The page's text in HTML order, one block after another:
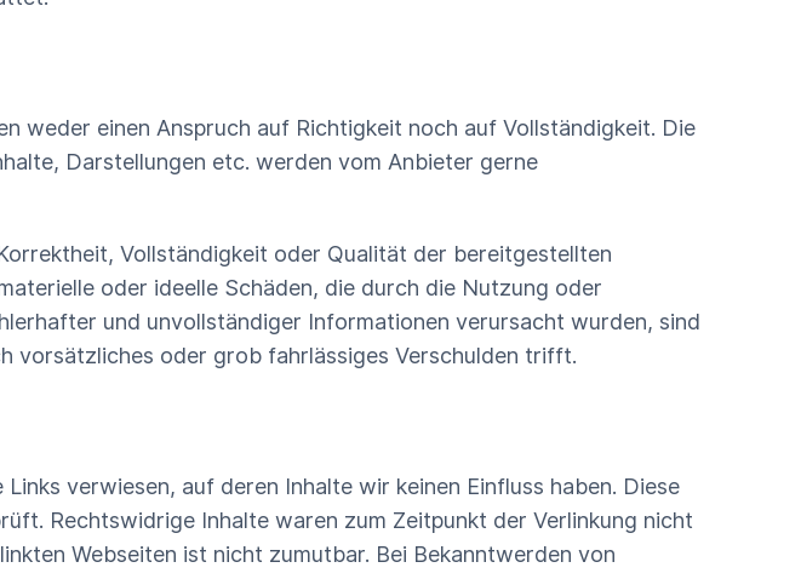
weder einen Anspruch auf Richtigkeit noch auf Vollständigkeit. Die
Darstellungen etc. werden vom Anbieter gerne
Vollständigkeit oder Qualität der bereitgestellten
oder ideelle Schäden, die durch die Nutzung oder
und unvollständiger Informationen verursacht wurden, sind
vorsätzliches oder grob fahrlässiges Verschulden trifft.
verwiesen, auf deren Inhalte wir keinen Einfluss haben. Diese
Rechtswidrige Inhalte waren zum Zeitpunkt der Verlinkung nicht
Webseiten ist nicht zumutbar. Bei Bekanntwerden von